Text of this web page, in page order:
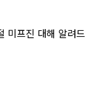
미프진 대해 알려드